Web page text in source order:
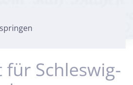
Schleswig-